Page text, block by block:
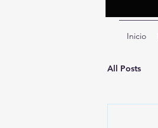
Inicio
All Posts